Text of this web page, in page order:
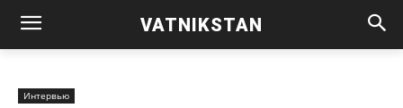
VATNIKSTAN
Интервью